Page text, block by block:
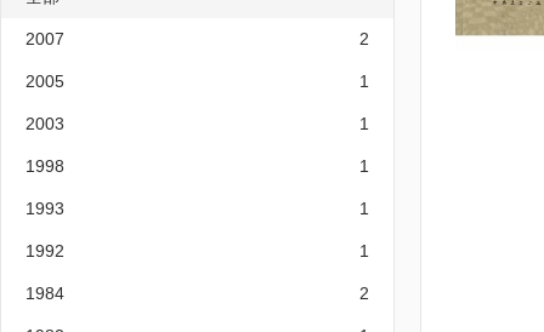
2007 2
2005 1
2003 1
1998 1
1993 1
1992 1
1984 2